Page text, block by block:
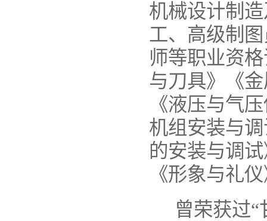
机械设计制
工、高级制
师等职业资
与刀具》《
《液压与气
机组安装与
的安装与调
《形象与礼
曾荣获过“